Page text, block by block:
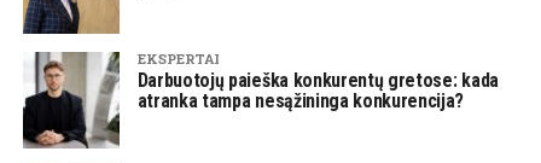
EKSPERTAI
Darbuotojų paieška konkurentų gretose: kada
atranka tampa nesąžininga konkurencija?